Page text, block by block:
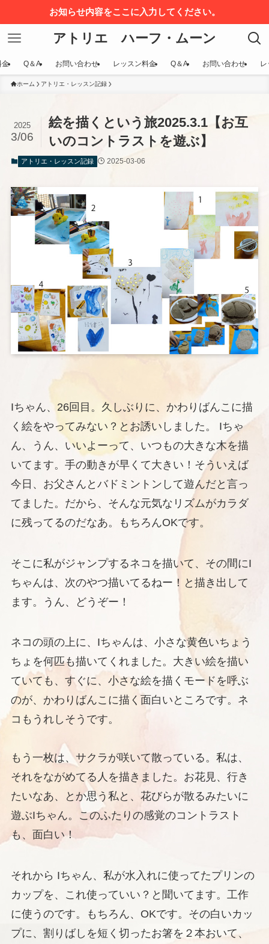
お知らせ内容をここに入力してください。
アトリエ ハーフ・ムーン
金 Q＆A お問い合わせ レッスン料金 Q＆A お問い合わせ レ
ホーム アトリエ・レッスン記録
絵を描くという旅2025.3.1【お互
いのコントラストを遊ぶ】
2025
3/06
アトリエ・レッスン記録 2025-03-06
Iちゃん、26回目。久しぶりに、かわりばんこに描
く絵をやってみない？とお誘いしました。 Iちゃ
ん、うん、いいよーって、いつもの大きな木を描
いてます。手の動きが早くて大きい！そういえば
今日、お父さんとバドミントンして遊んだと言っ
てました。だから、そんな元気なリズムがカラダ
に残ってるのだなあ。もちろんOKです。
そこに私がジャンプするネコを描いて、その間にI
ちゃんは、次のやつ描いてるねー！と描き出して
ます。うん、どうぞー！
ネコの頭の上に、Iちゃんは、小さな黄色いちょう
ちょを何匹も描いてくれました。大きい絵を描い
ていても、すぐに、小さな絵を描くモードを呼ぶ
のが、かわりばんこに描く面白いところです。ネ
コもうれしそうです。
もう一枚は、サクラが咲いて散っている。私は、
それをながめてる人を描きました。お花見、行き
たいなあ、とか思う私と、花びらが散るみたいに
遊ぶIちゃん。このふたりの感覚のコントラスト
も、面白い！
それから Iちゃん、私が水入れに使ってたプリンの
カップを、これ使っていい？と聞いてます。工作
に使うのです。もちろん、OKです。その白いカッ
プに、割りばしを短く切ったお箸を２本おいて、